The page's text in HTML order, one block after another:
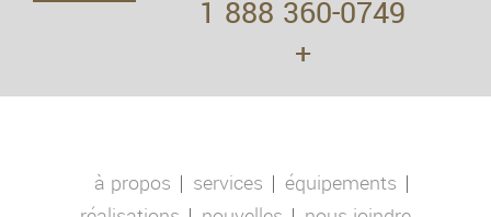
1 888 360-0749
+
à propos services
équipements